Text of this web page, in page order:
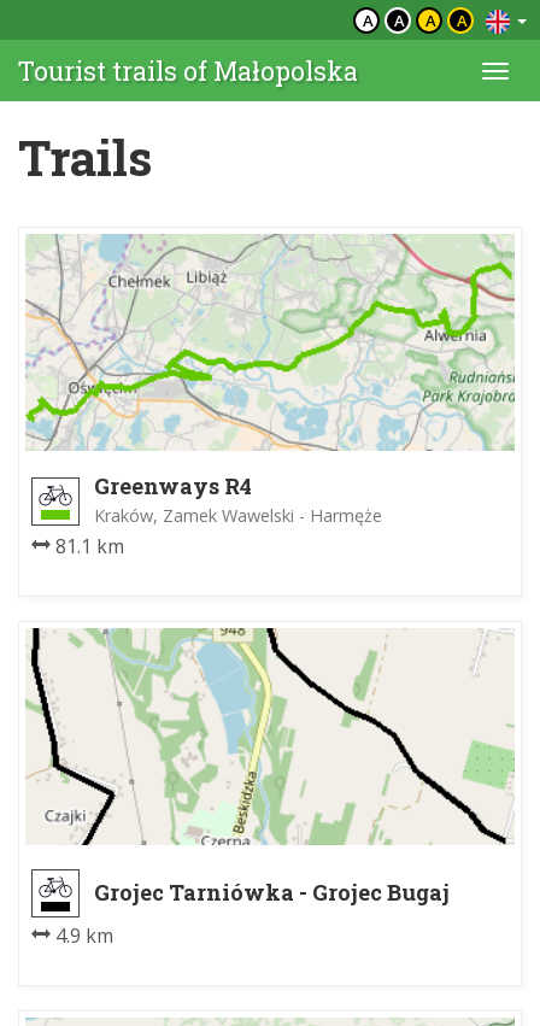
A A A A
Tourist trails of Małopolska
Trails
Greenways R4
Kraków, Zamek Wawelski - Harmęże
81.1 km
Grojec Tarniówka - Grojec Bugaj
4.9 km